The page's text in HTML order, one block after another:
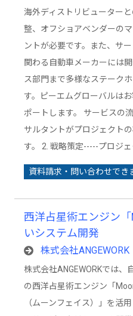
海外ディストリビューターと
整、オフショアベンダーの
ントが必要です。また、サ
関わる自動車メーカーには
ス部門まで多様なステーク
す。ピーエムグローバルは
ポートします。 サービスの
サルタントがプロジェクト
す。 2. 戦略策定-----プロジェ
資料請求・問い合わせでき
西洋占星術エンジン
いシステム開発
株式会社ANGEWORK
株式会社ANGEWORKでは、
の西洋占星術エンジン「
（ムーンフェイス）」を活